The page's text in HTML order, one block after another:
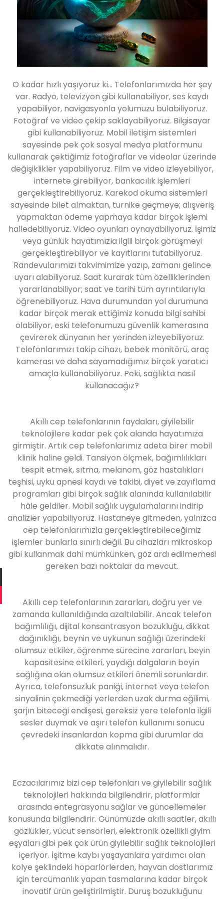
O kadar hızlı yaşıyoruz ki… Telefonlarımızda her şey
var. Radyo, televizyon gibi kullanabiliyor, ses kaydı
yapabiliyor, navigasyonla yolumuzu bulabiliyoruz.
Fotoğraf ve video çekip saklayabiliyoruz. Bilgisayar
gibi kullanabiliyoruz. Mobil iletişim sistemleri
sayesinde pek çok sosyal medya platformunu
kullanarak çektiğimiz fotoğraflar ve videolar üzerinde
değişiklikler yapabiliyoruz. Film ve video izleyebiliyor,
internete girebiliyor, bankacılık işlemleri
gerçekleştirebiliyoruz. Karekod okuma sistemleri
sayesinde bilet almaktan, turnike geçmeye; alışveriş
yapmaktan ödeme yapmaya kadar birçok işlemi
halledebiliyoruz. Video oyunları oynayabiliyoruz. İşimiz
veya günlük hayatımızla ilgili birçok görüşmeyi
gerçekleştirebiliyor ve kayıtlarını tutabiliyoruz.
Randevularımızı takvimimize yazıp, zamanı gelince
uyarı alabiliyoruz. Saat kurarak tüm özelliklerinden
yararlanabiliyor; saat ve tarihi tüm ayrıntılarıyla
öğrenebiliyoruz. Hava durumundan yol durumuna
kadar birçok merak ettiğimiz konuda bilgi sahibi
olabiliyor, eski telefonumuzu güvenlik kamerasına
çevirerek dünyanın her yerinden izleyebiliyoruz.
Telefonlarımızı takip cihazı, bebek monitörü, araç
kamerası ve daha sayamadığımız birçok yaratıcı
amaçla kullanabiliyoruz. Peki, sağlıkta nasıl
kullanacağız?
Akıllı cep telefonlarının faydaları, giyilebilir
teknolojilere kadar pek çok alanda hayatımıza
girmiştir. Artık cep telefonlarımız adeta birer mobil
klinik haline geldi. Tansiyon ölçmek, bağımlılıkları
tespit etmek, sıtma, melanom, göz hastalıkları
teşhisi, uyku apnesi kaydı ve takibi, diyet ve zayıflama
programları gibi birçok sağlık alanında kullanılabilir
hâle geldiler. Mobil sağlık uygulamalarını indirip
analizler yapabiliyoruz. Hastaneye gitmeden, yalnızca
cep telefonlarımızla gerçekleştirebileceğimiz
işlemler bunlarla sınırlı değil. Bu cihazları mikroskop
gibi kullanmak dahi mümkünken, göz ardı edilmemesi
gereken bazı noktalar da mevcut.
Akıllı cep telefonlarının zararları, doğru yer ve
zamanda kullanıldığında azaltılabilir. Ancak telefon
bağımlılığı, dijital konsantrasyon bozukluğu, dikkat
dağınıklığı, beynin ve uykunun sağlığı üzerindeki
olumsuz etkiler, öğrenme sürecine zararları, beyin
kapasitesine etkileri, yaydığı dalgaların beyin
sağlığına olan olumsuz etkileri önemli sorunlardır.
Ayrıca, telefonsuzluk paniği, internet veya telefon
sinyalinin çekmediği yerlerden uzak durma eğilimi,
şarjın biteceği endişesi, gereksiz yere telefonla ilgili
sesler duymak ve aşırı telefon kullanımı sonucu
çevredeki insanlardan kopma gibi durumlar da
dikkate alınmalıdır.
Eczacılarımız bizi cep telefonları ve giyilebilir sağlık
teknolojileri hakkında bilgilendirir, platformlar
arasında entegrasyonu sağlar ve güncellemeler
konusunda bilgilendirir. Günümüzde akıllı saatler, akıllı
gözlükler, vücut sensörleri, elektronik özellikli giyim
eşyaları gibi pek çok ürün giyilebilir sağlık teknolojileri
içeriyor. İşitme kaybı yaşayanlara yardımcı olan
kolye şeklindeki hoparlörlerden, hayvan dostlarımız
için tercümanlık yapan tasmalarına kadar birçok
inovatif ürün geliştirilmiştir. Duruş bozukluğunu